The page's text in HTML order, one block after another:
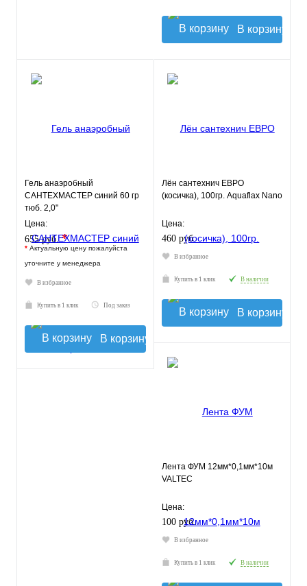
В корзину
Гель анаэробный
САНТЕХМАСТЕР синий 60 гр
тюб. 2,0"
Цена:
655 руб.*
* Актуальную цену пожалуйста
уточните у менеджера
В избранное
Купить в 1 клик Под заказ
В корзину
Лён сантехнич ЕВРО
(косичка), 100гр. Aquaflax Nano
Цена:
460 руб.
В избранное
Купить в 1 клик В наличии
В корзину
Лента ФУМ 12мм*0,1мм*10м
VALTEC
Цена:
100 руб.
В избранное
Купить в 1 клик В наличии